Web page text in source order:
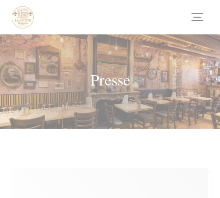
Personnalisation de vos choix en matière de cookies
Presse